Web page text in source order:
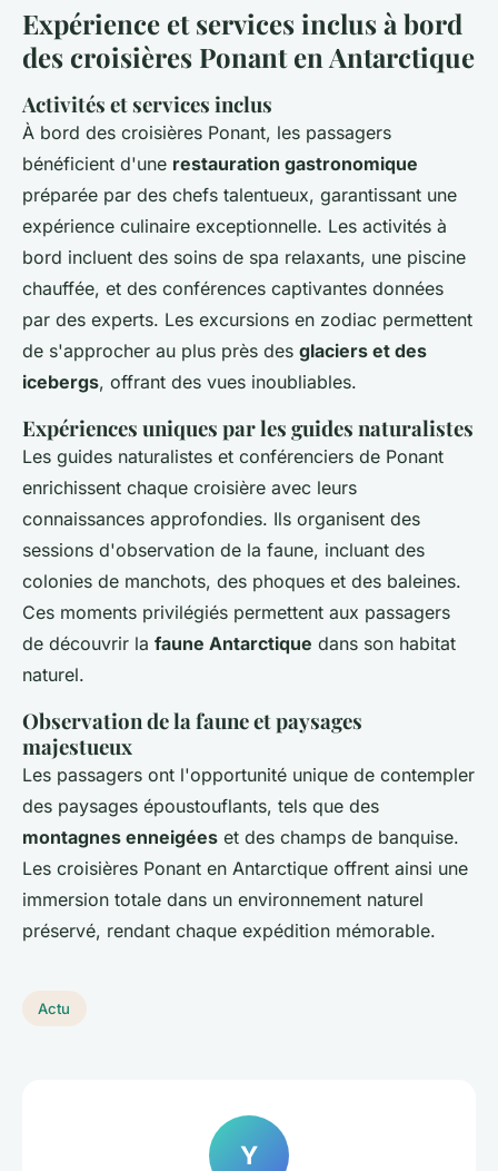
Expérience et services inclus à bord
des croisières Ponant en Antarctique
Activités et services inclus
À bord des croisières Ponant, les passagers
bénéficient d'une restauration gastronomique
préparée par des chefs talentueux, garantissant une
expérience culinaire exceptionnelle. Les activités à
bord incluent des soins de spa relaxants, une piscine
chauffée, et des conférences captivantes données
par des experts. Les excursions en zodiac permettent
de s'approcher au plus près des glaciers et des
icebergs, offrant des vues inoubliables.
Expériences uniques par les guides naturalistes
Les guides naturalistes et conférenciers de Ponant
enrichissent chaque croisière avec leurs
connaissances approfondies. Ils organisent des
sessions d'observation de la faune, incluant des
colonies de manchots, des phoques et des baleines.
Ces moments privilégiés permettent aux passagers
de découvrir la faune Antarctique dans son habitat
naturel.
Observation de la faune et paysages
majestueux
Les passagers ont l'opportunité unique de contempler
des paysages époustouflants, tels que des
montagnes enneigées et des champs de banquise.
Les croisières Ponant en Antarctique offrent ainsi une
immersion totale dans un environnement naturel
préservé, rendant chaque expédition mémorable.
Actu
Y